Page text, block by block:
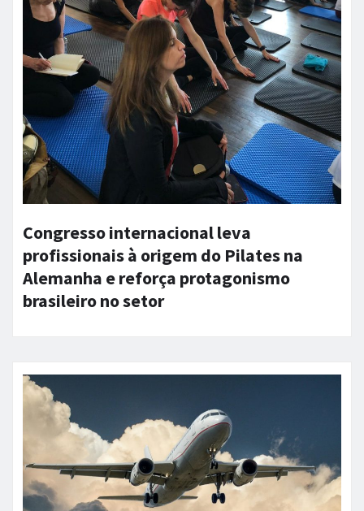
Congresso internacional leva
profissionais à origem do Pilates na
Alemanha e reforça protagonismo
brasileiro no setor